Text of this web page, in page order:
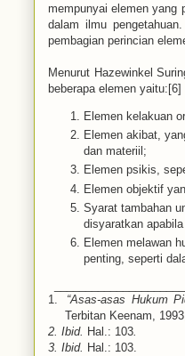
mempunyai elemen yang
dalam ilmu
pembagian perincian
Menurut Hazewinkel
beberapa elemen yaitu:[6]
Elemen kelakuan
Elemen akibat,
dan materiil;
Elemen psikis,
Elemen objektif
Syarat tambahan
disyaratkan
Elemen melawan
penting, seperti
1.
“Asas-asas Hukum
Terbitan Keenam,
2. Ibid. Hal.: 103.
3. Ibid. Hal.: 103.